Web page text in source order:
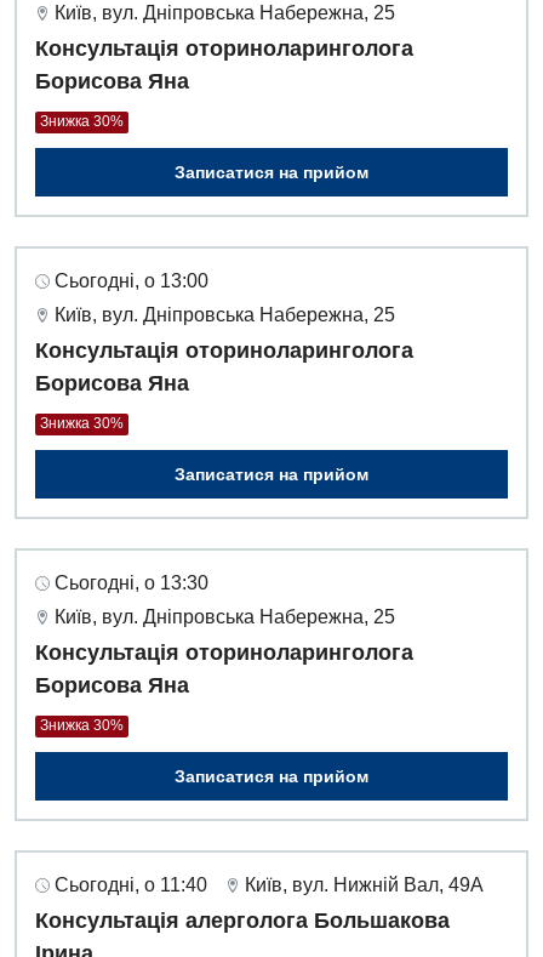
Київ, вул. Дніпровська Набережна, 25
Консультація оториноларинголога
Борисова Яна
Знижка 30%
Записатися на прийом
Сьогодні, о 13:00
Київ, вул. Дніпровська Набережна, 25
Консультація оториноларинголога
Борисова Яна
Знижка 30%
Записатися на прийом
Сьогодні, о 13:30
Київ, вул. Дніпровська Набережна, 25
Консультація оториноларинголога
Борисова Яна
Знижка 30%
Записатися на прийом
Сьогодні, о 11:40 Київ, вул. Нижній Вал, 49А
Консультація алерголога Большакова